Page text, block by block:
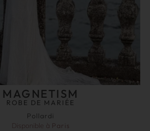
MAGNETISM
ROBE DE MARIÉE
Pollardi
Disponible à Paris